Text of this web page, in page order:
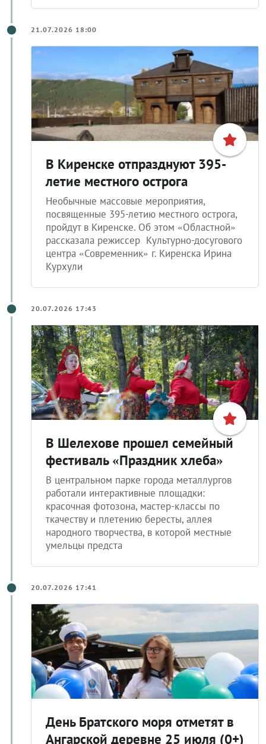
21.07.2026 18:00
В Киренске отпразднуют 395-
летие местного острога
Необычные массовые мероприятия,
посвященные 395-летию местного острога,
пройдут в Киренске. Об этом «Областной»
рассказала режиссер Культурно-досугового
центра «Современник» г. Киренска Ирина
Курхули
20.07.2026 17:43
В Шелехове прошел семейный
фестиваль «Праздник хлеба»
В центральном парке города металлургов
работали интерактивные площадки:
красочная фотозона, мастер-классы по
ткачеству и плетению бересты, аллея
народного творчества, в которой местные
умельцы предста
20.07.2026 17:41
День Братского моря отметят в
Ангарской деревне 25 июля (0+)